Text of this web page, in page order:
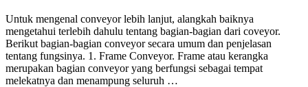
Untuk mengenal conveyor lebih lanjut, alangkah baiknya
mengetahui terlebih dahulu tentang bagian-bagian dari coveyor.
Berikut bagian-bagian conveyor secara umum dan penjelasan
tentang fungsinya. 1. Frame Conveyor. Frame atau kerangka
merupakan bagian conveyor yang berfungsi sebagai tempat
melekatnya dan menampung seluruh …